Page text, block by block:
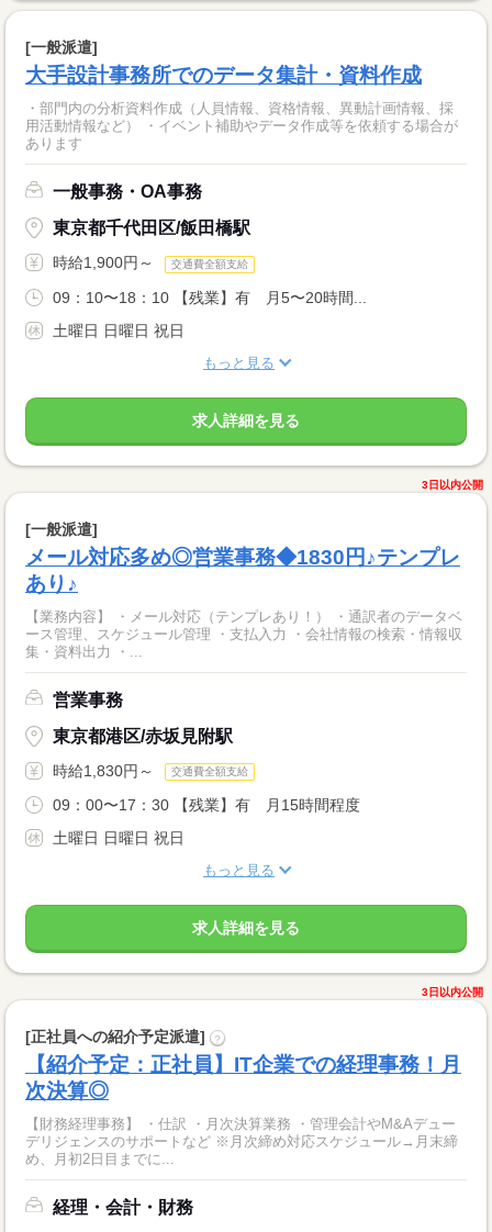
[一般派遣]
大手設計事務所でのデータ集計・資料作成
・部門内の分析資料作成（人員情報、資格情報、異動計画情報、採
用活動情報など） ・イベント補助やデータ作成等を依頼する場合が
あります
一般事務・OA事務
東京都千代田区/飯田橋駅
時給1,900円～ 交通費全額支給
09：10〜18：10 【残業】有 月5〜20時間...
土曜日 日曜日 祝日
もっと見る
求人詳細を見る
3日以内公開
[一般派遣]
メール対応多め◎営業事務◆1830円♪テンプレ
あり♪
【業務内容】 ・メール対応（テンプレあり！） ・通訳者のデータベ
ース管理、スケジュール管理 ・支払入力 ・会社情報の検索・情報収
集・資料出力 ・...
営業事務
東京都港区/赤坂見附駅
時給1,830円～ 交通費全額支給
09：00〜17：30 【残業】有 月15時間程度
土曜日 日曜日 祝日
もっと見る
求人詳細を見る
3日以内公開
[正社員への紹介予定派遣] ?
【紹介予定：正社員】IT企業での経理事務！月
次決算◎
【財務経理事務】 ・仕訳 ・月次決算業務 ・管理会計やM&Aデュー
デリジェンスのサポートなど ※月次締め対応スケジュール→月末締
め、月初2日目までに...
経理・会計・財務